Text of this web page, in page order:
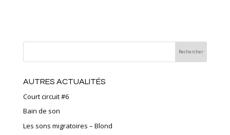
AUTRES ACTUALITÉS
Court circuit #6
Bain de son
Les sons migratoires – Blond